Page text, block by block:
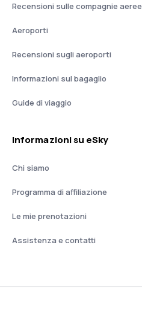
Recensioni sulle compagnie aeree
Aeroporti
Recensioni sugli aeroporti
Informazioni sul bagaglio
Guide di viaggio
Informazioni su eSky
Chi siamo
Programma di affiliazione
Le mie prenotazioni
Assistenza e contatti